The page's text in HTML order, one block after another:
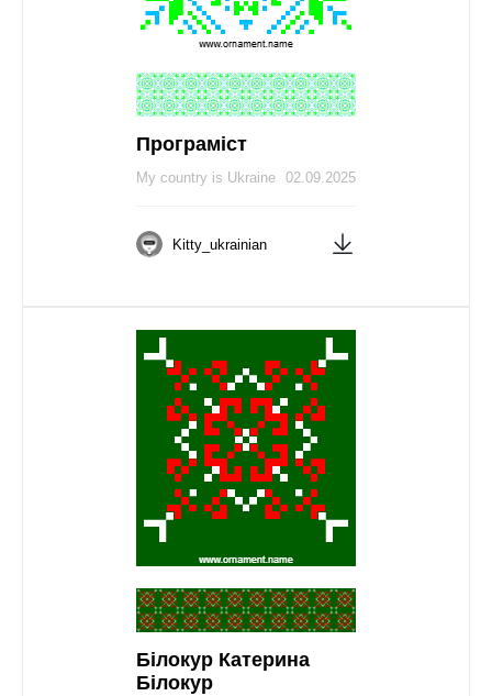
Програміст
02.09.2025
My country is Ukraine
Kitty_ukrainian
Білокур Катерина
Білокур